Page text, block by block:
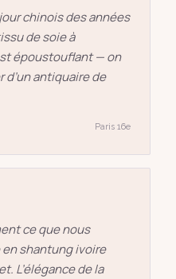
chinois des années
de soie à
époustouflant — on
d’un antiquaire de
Paris 16e
ce que nous
shantung ivoire
L’élégance de la